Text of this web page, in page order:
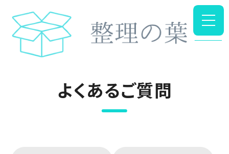
ホーム よくあるご質問
よくあるご質問